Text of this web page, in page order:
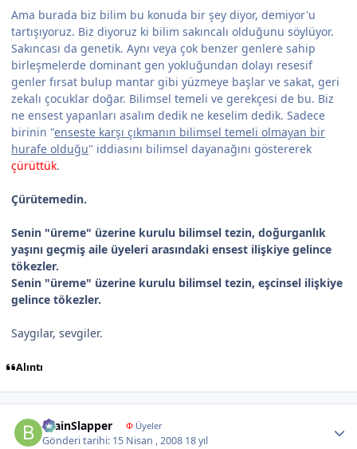
Ama burada biz bilim bu konuda bir şey diyor, demiyor'u
tartışıyoruz. Biz diyoruz ki bilim sakıncalı olduğunu söylüyor.
Sakıncası da genetik. Aynı veya çok benzer genlere sahip
birleşmelerde dominant gen yokluğundan dolayı resesif
genler fırsat bulup mantar gibi yüzmeye başlar ve sakat, geri
zekalı çocuklar doğar. Bilimsel temeli ve gerekçesi de bu. Biz
ne ensest yapanları asalım dedik ne keselim dedik. Sadece
birinin "enseste karşı çıkmanın bilimsel temeli olmayan bir
hurafe olduğu" iddiasını bilimsel dayanağını göstererek
çürüttük.
Çürütemedin.
Senin "üreme" üzerine kurulu bilimsel tezin, doğurganlık
yaşını geçmiş aile üyeleri arasındaki ensest ilişkiye gelince
tökezler.
Senin "üreme" üzerine kurulu bilimsel tezin, eşcinsel ilişkiye
gelince tökezler.
Saygılar, sevgiler.
Alıntı
BrainSlapper ΦÜyeler
Gönderi tarihi: 15 Nisan , 2008 18 yıl